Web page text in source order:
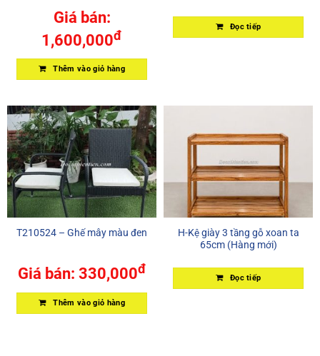
Giá bán:
1,600,000đ
Thêm vào giỏ hàng
Đọc tiếp
T210524 – Ghế mây màu đen
Giá bán: 330,000đ
Thêm vào giỏ hàng
H-Kệ giày 3 tầng gỗ xoan ta
65cm (Hàng mới)
Đọc tiếp